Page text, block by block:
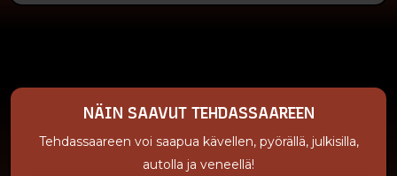
NÄIN SAAVUT TEHDASSAAREEN
Tehdassaareen voi saapua kävellen, pyörällä, julkisilla,
autolla ja veneellä!